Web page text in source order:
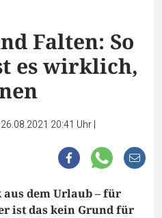
Falten: So
es wirklich,
26.08.2021 20:41 Uhr|
dem Urlaub – für
ist das kein Grund für